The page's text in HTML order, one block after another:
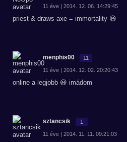
11 éve | 2014. 12. 06. 14:29:45
priest & draws axe = immortality 😃
menphis00 11
11 éve | 2014. 12. 02. 20:20:43
online a legjobb 😃 imádom
sztancsik 1
11 éve | 2014. 11. 11. 09:21:03